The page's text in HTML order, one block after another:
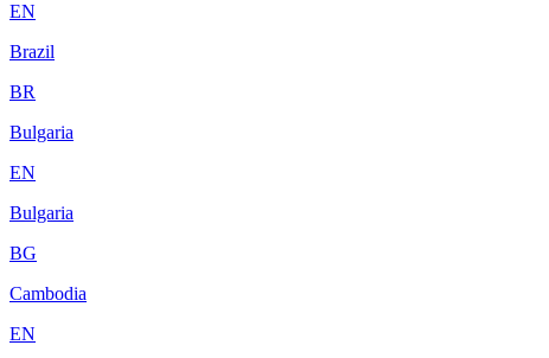
EN
Brazil
BR
Bulgaria
EN
Bulgaria
BG
Cambodia
EN